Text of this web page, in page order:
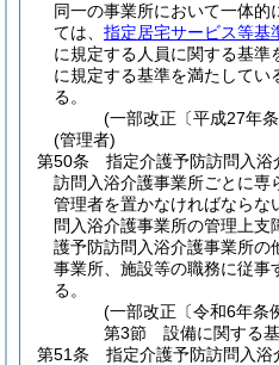
同一の事業所において一体
ては、 指定居宅サービス等基
に規定する人員に関する基準
に規定する基準を満たしてい
る。
(一部改正〔平成27年
(管理者)
第50条
指定介護予防訪問入
訪問入浴介護事業所ごとに専
管理者を置かなければならな
問入浴介護事業所の管理上
護予防訪問入浴介護事業所の
事業所、施設等の職務に従事
る。
(一部改正〔令和6年条
第3節
設備に関する
第51条
指定介護予防訪問入